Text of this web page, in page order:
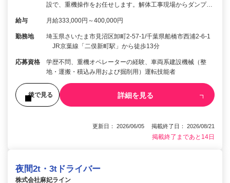
設で、重機操作をお任せします。解体工事現場からダンプ…
給与 月給333,000円～400,000円
勤務地
埼玉県さいたま市見沼区卸町2-57-1/千葉県船橋市西浦2-6-1
JR京葉線「二俣新町駅」から徒歩13分
応募資格
学歴不問、重機オペレーターの経験、車両系建設機械（整
地・運搬・積込み用および掘削用）運転技能者
後で見る 詳細を見る
更新日： 2026/06/05 掲載終了日： 2026/08/21
掲載終了まであと14日
夜間2t・3tドライバー
株式会社麻妃ライン